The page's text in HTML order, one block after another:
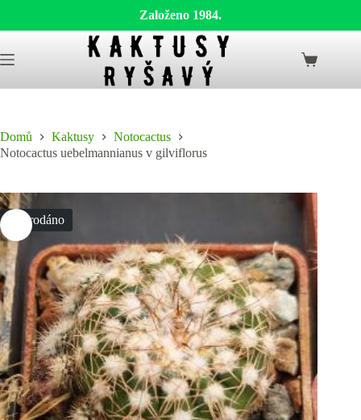
Založeno 1984.
to
content
Shopping
Domů Kaktusy
Notocactus
Notocactus uebelmannianus v gilviflorus
Vyprodáno